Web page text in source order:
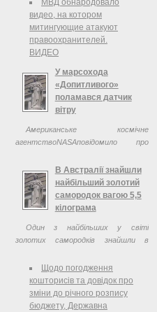
МВД обнародовало
видео, на котором
митингующие атакуют
правоохранителей.
ВИДЕО
У марсохода
«Допитливого»
поламався датчик
вітру
Американське космічне
агентствоNASAповідомило про
марсіанського робота зламався
один з датчиків вітру, за допомогою
яких апарат отримує дані про
погоду ...
В Австралії знайшли
найбільший золотий
самородок вагою 5,5
кілограма
Один з найбільших у світі
золотих самородків знайшли в
5,5кілограмаоцінюють у більш як
300 тисячдоларів США.
Щодо погодження
кошторисів та довідок про
зміни до річного розпису
бюджету, Державна